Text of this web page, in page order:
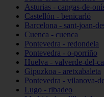
Asturias - cangas-de-
Castellón - benicarló
Barcelona - sant-joan-
Cuenca - cuenca
Pontevedra - redondela
Pontevedra - o-porriño
Huelva - valverde-del-
Gipuzkoa - aretxabaleta
Pontevedra - vilanova-
Lugo - ribadeo